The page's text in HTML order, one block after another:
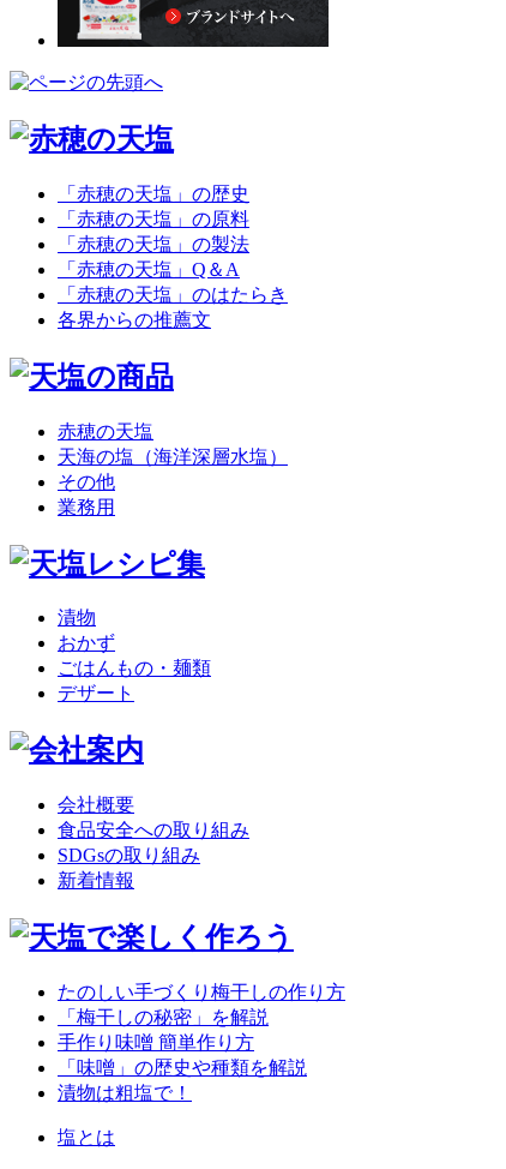
「赤穂の天塩」の歴史
「赤穂の天塩」の原料
「赤穂の天塩」の製法
「赤穂の天塩」Q＆A
「赤穂の天塩」のはたらき
各界からの推薦文
赤穂の天塩
天海の塩（海洋深層水塩）
その他
業務用
漬物
おかず
ごはんもの・麺類
デザート
会社概要
食品安全への取り組み
SDGsの取り組み
新着情報
たのしい手づくり梅干しの作り方
「梅干しの秘密」を解説
手作り味噌 簡単作り方
「味噌」の歴史や種類を解説
漬物は粗塩で！
塩とは